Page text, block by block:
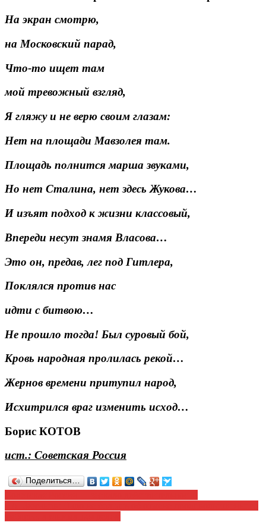
На экран смотрю,
на Московский парад,
Что-то ищет там
мой тревожный взгляд,
Я гляжу и не верю своим глазам:
Нет на площади Мавзолея там.
Площадь полнится марша звуками,
Но нет Сталина, нет здесь Жукова…
И изъят подход к жизни классовый,
Впереди несут знамя Власова…
Это он, предав, лег под Гитлера,
Поклялся против нас
идти с битвою…
Не прошло тогда! Был суровый бой,
Кровь народная пролилась рекой…
Жернов времени притупил народ,
Исхитрился враг изменить исход…
Борис КОТОВ
ист.: Советская Россия
Поделиться…
Навигация
по